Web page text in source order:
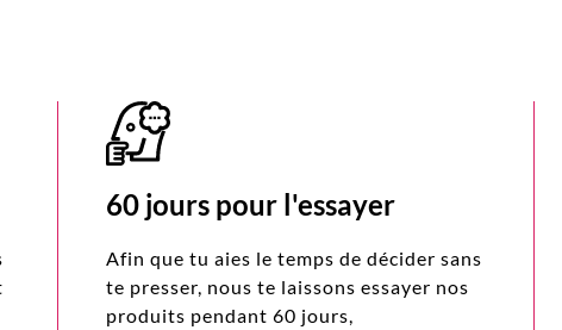
60 jours pour l'essayer
Afin que tu aies le temps de décider sans
te presser, nous te laissons essayer nos
produits pendant 60 jours,